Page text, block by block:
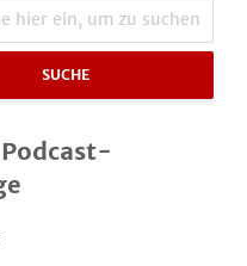
SUCHE